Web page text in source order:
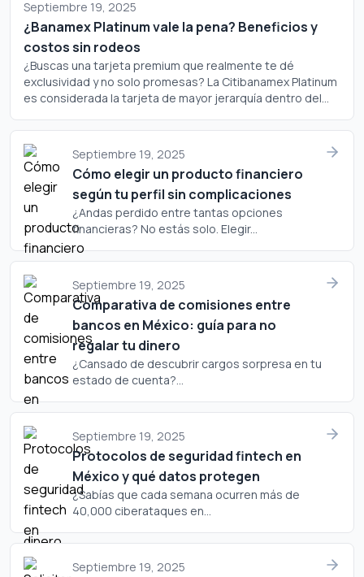
Septiembre 19, 2025
¿Banamex Platinum vale la pena? Beneficios y
costos sin rodeos
¿Buscas una tarjeta premium que realmente te dé
exclusividad y no solo promesas? La Citibanamex Platinum
es considerada la tarjeta de mayor jerarquía dentro del
costo? Analicemos a fondo si este plástico merece un
lugar en tu cartera.Septiembre 19, 2025
Cómo elegir un producto financiero
según tu perfil sin complicaciones
¿Andas perdido entre tantas opciones
financieras? No estás solo. Elegir...
Septiembre 19, 2025
Comparativa de comisiones entre
bancos en México: guía para no
regalar tu dinero
¿Cansado de descubrir cargos sorpresa en tu
estado de cuenta?...
Septiembre 19, 2025
Protocolos de seguridad fintech en
México y qué datos protegen
¿Sabías que cada semana ocurren más de
40,000 ciberataques en...
Septiembre 19, 2025